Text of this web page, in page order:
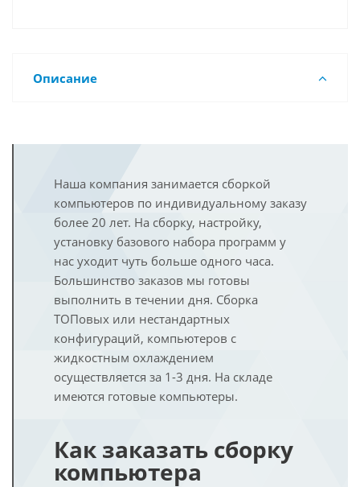
Описание
Наша компания занимается сборкой
компьютеров по индивидуальному заказу
более 20 лет. На сборку, настройку,
установку базового набора программ у
нас уходит чуть больше одного часа.
Большинство заказов мы готовы
выполнить в течении дня. Сборка
ТОПовых или нестандартных
конфигураций, компьютеров с
жидкостным охлаждением
осуществляется за 1-3 дня. На складе
имеются готовые компьютеры.
Как заказать сборку
компьютера